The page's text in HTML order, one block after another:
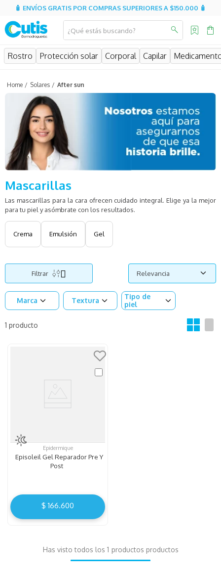
🧴 ENVÍOS GRATIS POR COMPRAS SUPERIORES A $150.000 🧴
¿Qué estás buscando?
Rostro Protección solar Corporal Capilar
Solares After sun
Mascarillas
Las mascarillas para la cara ofrecen cuidado integral. Elige ya la mejor
para tu piel y asómbrate con los resultados.
Crema Emulsión Gel
Filtrar Relevancia
Marca Textura
Tipo de
piel
1 producto
Epidermique
Episoleil Gel Reparador Pre Y
Post
$ 166.600
Has visto todos los 1 productos
MÁS BUSCADOS
posay